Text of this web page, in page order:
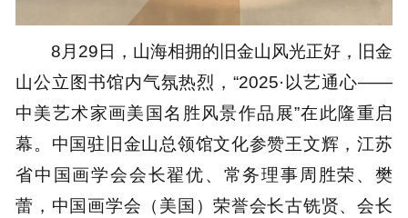
8月29日，山海相拥的旧金山风光正好，旧金
山公立图书馆内气氛热烈，“2025·以艺通心——
中美艺术家画美国名胜风景作品展”在此隆重启
幕。中国驻旧金山总领馆文化参赞王文辉，江苏
省中国画学会会长翟优、常务理事周胜荣、樊
蕾，中国画学会（美国）荣誉会长古铣贤、会长